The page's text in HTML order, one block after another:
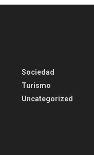
Sociedad
Turismo
Uncategorized